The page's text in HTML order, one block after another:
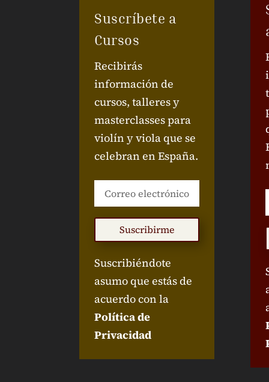
Suscríbete a
Cursos
Recibirás
información de
cursos, talleres y
masterclasses para
violín y viola que se
celebran en España.
Suscribirme
Suscribiéndote
asumo que estás de
acuerdo con la
Política de
Privacidad